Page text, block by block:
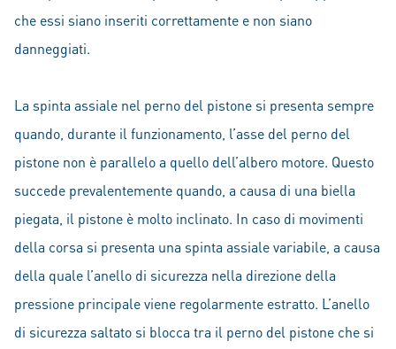
che essi siano inseriti correttamente e non siano
danneggiati.
La spinta assiale nel perno del pistone si presenta sempre
quando, durante il funzionamento, l’asse del perno del
pistone non è parallelo a quello dell’albero motore. Questo
succede prevalentemente quando, a causa di una biella
piegata, il pistone è molto inclinato. In caso di movimenti
della corsa si presenta una spinta assiale variabile, a causa
della quale l’anello di sicurezza nella direzione della
pressione principale viene regolarmente estratto. L’anello
di sicurezza saltato si blocca tra il perno del pistone che si